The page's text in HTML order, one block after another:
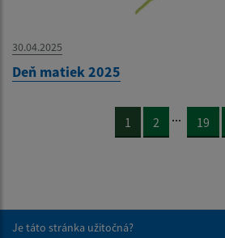
30.04.2025
Deň matiek 2025
1 2 ... 19
Je táto stránka užitočná?